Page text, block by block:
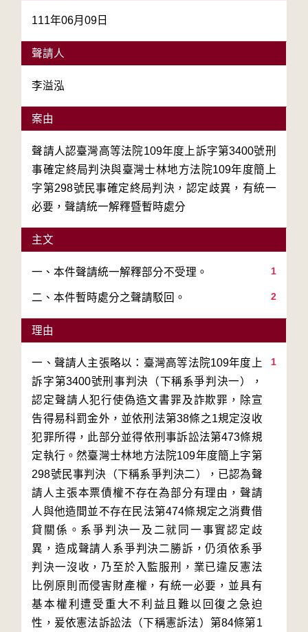
111年06月09日
聲請人
李溢泓
案由
聲請人認臺灣高等法院109年度上訴字第3400號刑
事確定終局判決與臺灣士林地方法院109年度簡上
字第298號民事確定終局判決，認定歧異，有統一
必要，聲請統一解釋暨暫時處分
主文
1
2
理由
1
一、聲請人主張略以：臺灣高等法院109年度上
訴字第3400號刑事判決（下稱系爭判決一），
認定聲請人犯行使偽造文書罪及詐欺罪，除宣
告得易科罰金外，並依刑法第38條之1規定沒收
犯罪所得，此部分並得依刑事訴訟法第473條規
定執行。然臺灣士林地方法院109年度簡上字第
298號民事判決（下稱系爭判決二），已認為聲
請人主張本票債權不存在為部分有理由，聲請
人與他造間並不存在民法第474條規定之消費借
貸關係。系爭判決一及二就同一事實認定歧
異，造成聲請人系爭判決二勝訴，仍須依系爭
判決一沒收，乃至於入監服刑，業已違反憲法
比例原則而侵害財產權，有統一必要，並具有
基本權利遭受重大不利益且難以回復之急迫
性，爰依憲法訴訟法（下稱憲訴法）第84條第1